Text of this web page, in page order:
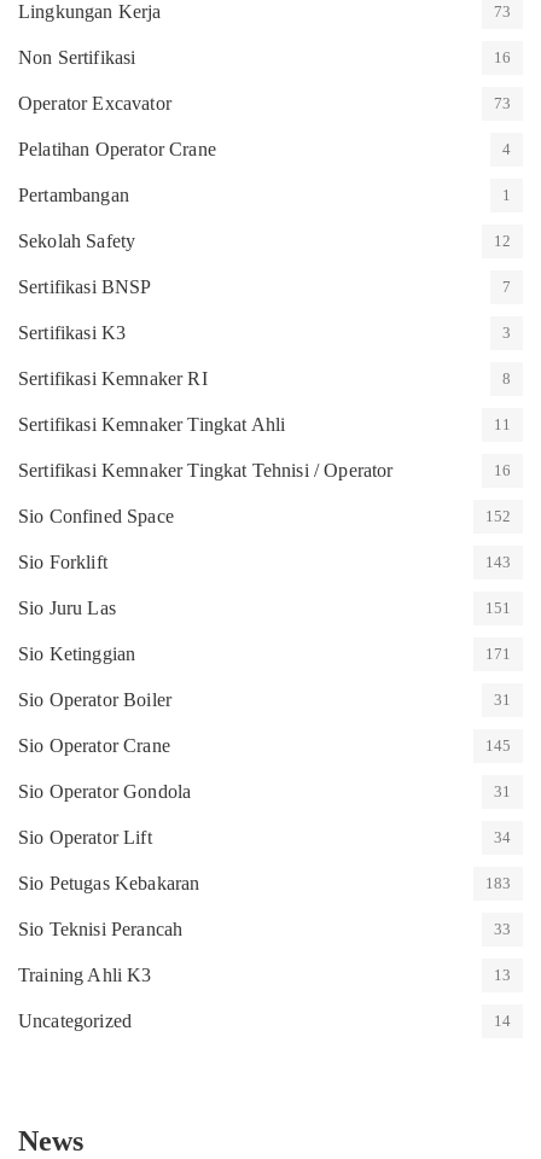
Lingkungan Kerja 73
Non Sertifikasi 16
Operator Excavator 73
Pelatihan Operator Crane 4
Pertambangan 1
Sekolah Safety 12
Sertifikasi BNSP 7
Sertifikasi K3 3
Sertifikasi Kemnaker RI 8
Sertifikasi Kemnaker Tingkat Ahli 11
Sertifikasi Kemnaker Tingkat Tehnisi / Operator 16
Sio Confined Space 152
Sio Forklift 143
Sio Juru Las 151
Sio Ketinggian 171
Sio Operator Boiler 31
Sio Operator Crane 145
Sio Operator Gondola 31
Sio Operator Lift 34
Sio Petugas Kebakaran 183
Sio Teknisi Perancah 33
Training Ahli K3 13
Uncategorized 14
News